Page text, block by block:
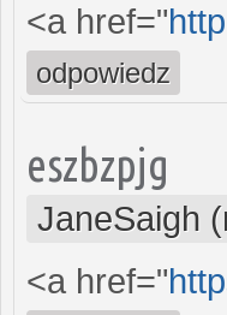
<a href="
odpowiedz
eszbzpjg
JaneSaigh
<a href="